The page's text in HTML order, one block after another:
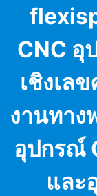
contentCNC อุ
เชิงเล
งานทา
อุปกรณ์
และ